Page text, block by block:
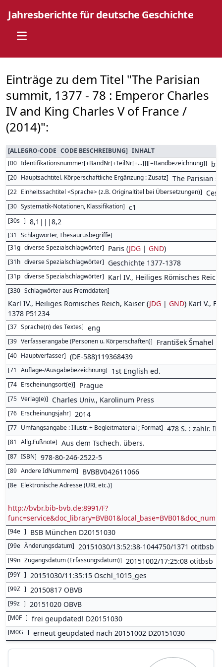
Jahresberichte für deutsche Geschichte
Open main menu
Einträge zu dem Titel "The Parisian
summit, 1377 - 78 : Emperor Charles
IV and King Charles V of France /
(2014)":
[ALLEGRO-CODE CODE BESCHREIBUNG] INHALT
[00 Identifikationsnummer[+BandNr[+TeilNr[+...]]][=Bandbezeichnung]]
[20 Hauptsachtitel. Körperschaftliche Ergänzung : Zusatz] The Parisian
[22 Einheitssachtitel <Sprache> (z.B. Originaltitel bei Übersetzungen)]
[30 Systematik-Notationen, Klassifikation] c1
[30s ] 8,1|||8,2
[31 Schlagwörter, Thesaurusbegriffe]
[31g diverse Spezialschlagwörter] Paris (JDG | GND)
[31h diverse Spezialschlagwörter] Geschichte 1377-1378
[31p diverse Spezialschlagwörter] Karl IV., Heiliges Römisches
[330 Schlagwörter aus Fremddaten]
Karl IV., Heiliges Römisches Reich, Kaiser (JDG | GND) Karl V.,
1378 P51234
[37 Sprache(n) des Textes] eng
[39 Verfasserangabe (Personen u. Körperschaften)] František Šmahel
[40 Hauptverfasser] (DE-588)119368439
[71 Auflage-/Ausgabebezeichnung] 1st English ed.
[74 Erscheinungsort(e)] Prague
[75 Verlag(e)] Charles Univ., Karolinum Press
[76 Erscheinungsjahr] 2014
[77 Umfangsangabe : Illustr. + Begleitmaterial ; Format] 478 S. : zahlr.
[81 Allg.Fußnote] Aus dem Tschech. übers.
[87 ISBN] 978-80-246-2522-5
[89 Andere IdNummern] BVBBV042611066
[8e Elektronische Adresse (URL etc.)]
http://bvbr.bib-bvb.de:8991/F?
[94e ] BSB München D20151030
[99e Änderungsdatum] 20151030/13:52:38-1044750/1371 otitbsb
[99n Zugangsdatum (Erfassungsdatum)] 20151002/17:25:08 otitbsb
[99Y ] 20151030/11:35:15 Oschl_1015_ges
[99Z ] 20150817 OBVB
[99z ] 20151020 OBVB
[M0F ] frei geupdated! D20151030
[M0G ] erneut geupdated nach 20151002 D20151030